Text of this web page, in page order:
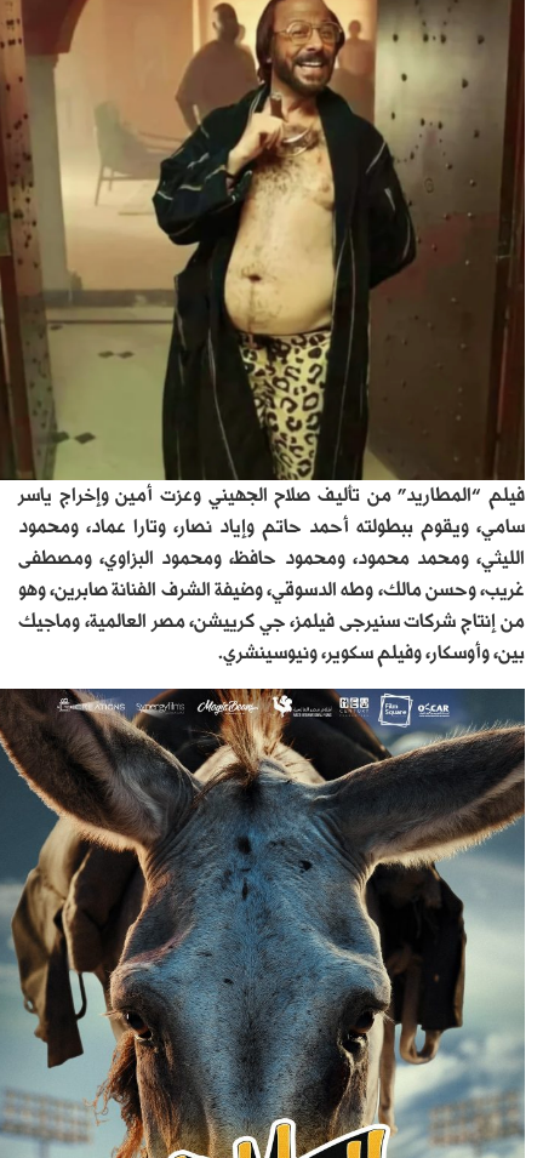
فيلم “المطاريد” من تأليف صلاح الجهيني وعزت أمين وإخراج ياسر
سامي، ويقوم ببطولته أحمد حاتم وإياد نصار، وتارا عماد، ومحمود
الليثي، ومحمد محمود، ومحمود حافظ، ومحمود البزاوي، ومصطفى
غريب، وحسن مالك، وطه الدسوقي، وضيفة الشرف الفنانة صابرين، وهو
من إنتاج شركات سنيرجى فيلمز، جي كرييشن، مصر العالمية، وماجيك
بين، وأوسكار، وفيلم سكوير، ونيوسينشري.